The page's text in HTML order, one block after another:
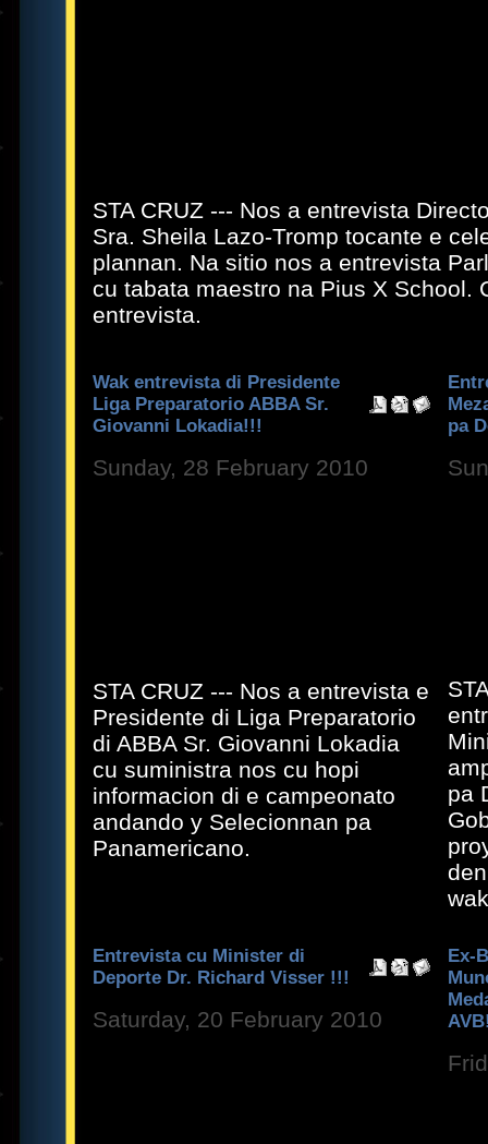
STA CRUZ --- Nos a entrevista
Sra. Sheila Lazo-Tromp tocante e
plannan. Na sitio nos a entrevista
cu tabata maestro na Pius X School.
entrevista.
Wak entrevista di Presidente
Liga Preparatorio ABBA Sr.
Giovanni Lokadia!!!
Sunday, 28 February 2010
STA CRUZ --- Nos a entrevista e
Presidente di Liga Preparatorio
di ABBA Sr. Giovanni Lokadia
cu suministra nos cu hopi
informacion di e campeonato
andando y Selecionnan pa
Panamericano.
pa
pa
Entrevista cu Minister di
Deporte Dr. Richard Visser !!!
Saturday, 20 February 2010
Ex-